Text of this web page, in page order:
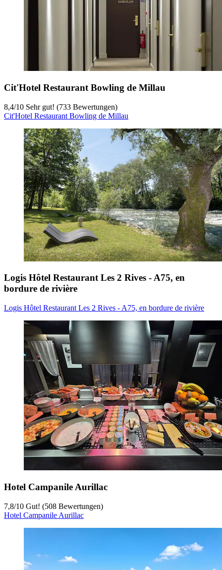
Cit'Hotel Restaurant Bowling de Millau
8,4/10 Sehr gut! (733 Bewertungen)
Cit'Hotel Restaurant Bowling de Millau
Logis Hôtel Restaurant Les 2 Rives - A75, en
bordure de rivière
Logis Hôtel Restaurant Les 2 Rives - A75, en bordure de rivière
Hotel Campanile Aurillac
7,8/10 Gut! (508 Bewertungen)
Hotel Campanile Aurillac